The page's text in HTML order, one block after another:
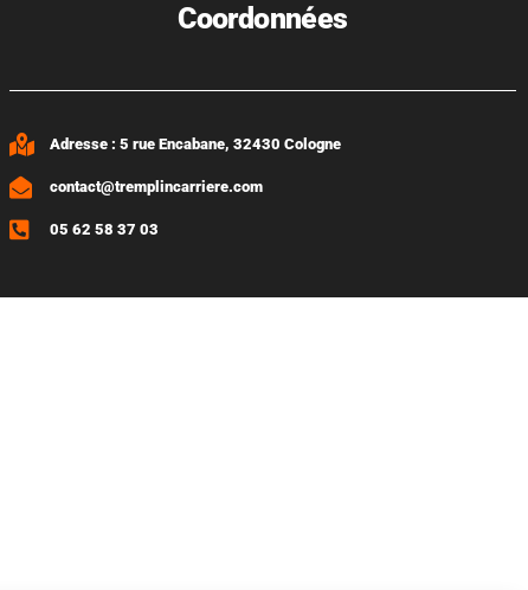
Coordonnées
Adresse : 5 rue Encabane, 32430 Cologne
contact@tremplincarriere.com
05 62 58 37 03